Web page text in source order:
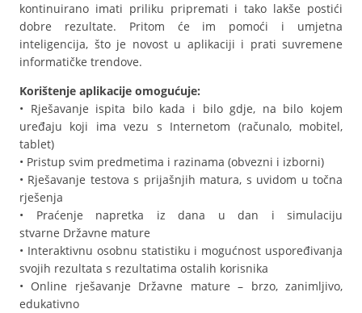
kontinuirano imati priliku pripremati i tako lakše postići
dobre rezultate. Pritom će im pomoći i umjetna
inteligencija, što je novost u aplikaciji i prati suvremene
informatičke trendove.
Korištenje aplikacije omogućuje:
• Rješavanje ispita bilo kada i bilo gdje, na bilo kojem
uređaju koji ima vezu s Internetom (računalo, mobitel,
tablet)
• Pristup svim predmetima i razinama (obvezni i izborni)
• Rješavanje testova s prijašnjih matura, s uvidom u točna
rješenja
• Praćenje napretka iz dana u dan i simulaciju
stvarne Državne mature
• Interaktivnu osobnu statistiku i mogućnost uspoređivanja
svojih rezultata s rezultatima ostalih korisnika
• Online rješavanje Državne mature – brzo, zanimljivo,
edukativno